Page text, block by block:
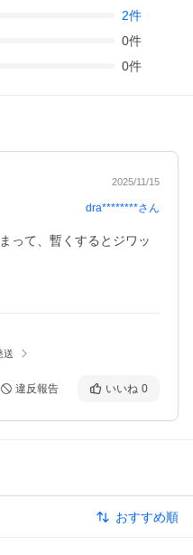
2件
0件
0件
2025/11/15
dra********さん
って、暫くするとジワッ
送
違反報告 いいね 0
おすすめ順